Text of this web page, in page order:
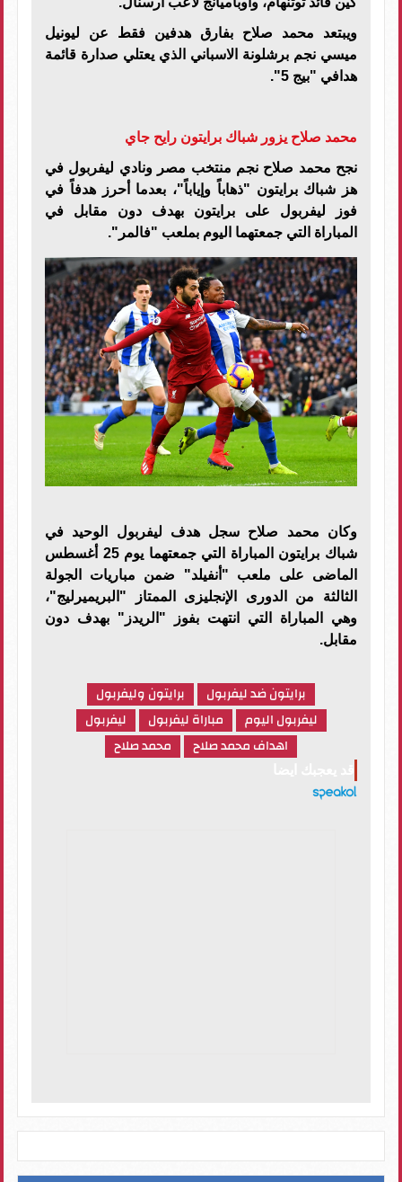
ويبتعد محمد صلاح بفارق هدفين فقط عن ليونيل
ميسي نجم برشلونة الاسباني الذي يعتلي صدارة قائمة
هدافي "بيج 5".
محمد صلاح يزور شباك برايتون رايح جاي
نجح محمد صلاح نجم منتخب مصر ونادي ليفربول في
هز شباك برايتون "ذهاباً وإياباً"، بعدما أحرز هدفاً في
فوز ليفربول على برايتون بهدف دون مقابل في
المباراة التي جمعتهما اليوم بملعب "فالمر".
وكان محمد صلاح سجل هدف ليفربول الوحيد في
شباك برايتون المباراة التي جمعتهما يوم 25 أغسطس
الماضى على ملعب "أنفيلد" ضمن مباريات الجولة
الثالثة من الدورى الإنجليزى الممتاز "البريميرليج"،
وهي المباراة التي انتهت بفوز "الريدز" بهدف دون
مقابل.
برايتون ضد ليفربول
برايتون وليفربول
ليفربول اليوم
مباراة ليفربول
ليفربول
اهداف محمد صلاح
محمد صلاح